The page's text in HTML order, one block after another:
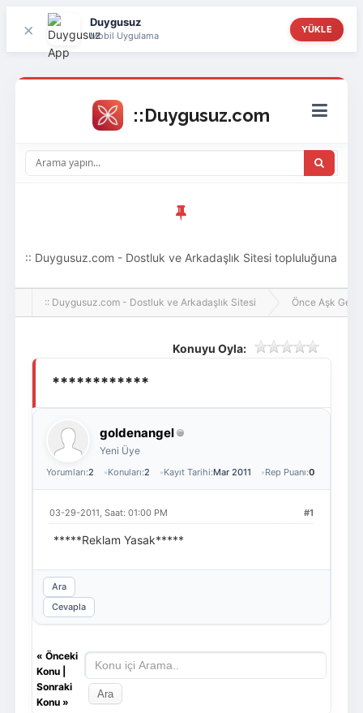
× Duygusuz
Mobil Uygulama
YÜKLE
Giriş Yap
:: Duygusuz.com - Dostluk ve Arkadaşlık Sitesi topluluğuna
hoş geldin ziyaretçi! Aramıza katılmak istersen kayıt
:: Duygusuz.com - Dostluk ve Arkadaşlık Sitesi Önce Aşk Gelir
Konuyu Oyla:
************
goldenangel
Yeni Üye
Yorumları:2 Konuları:2 Kayıt Tarihi:Mar 2011 Rep Puanı:0
#1
03-29-2011, Saat: 01:00 PM
*****Reklam Yasak*****
Ara
Cevapla
« Önceki
Konu|
Sonraki
Konu»